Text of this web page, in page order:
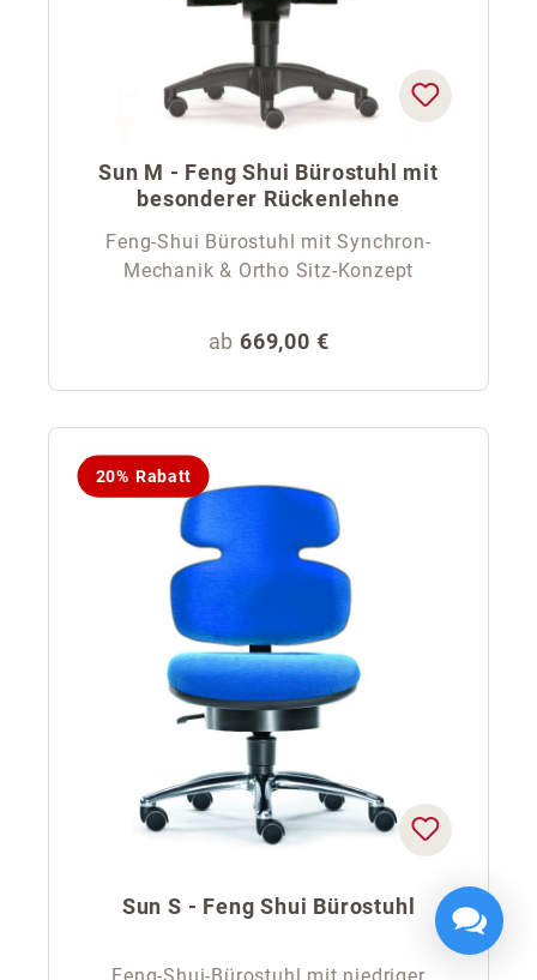
Sun M - Feng Shui Bürostuhl mit
besonderer Rückenlehne
Feng-Shui Bürostuhl mit Synchron-
Mechanik & Ortho Sitz-Konzept
Regulärer Preis:
ab 669,00 €
20% Rabatt
Sun S - Feng Shui Bürostuhl